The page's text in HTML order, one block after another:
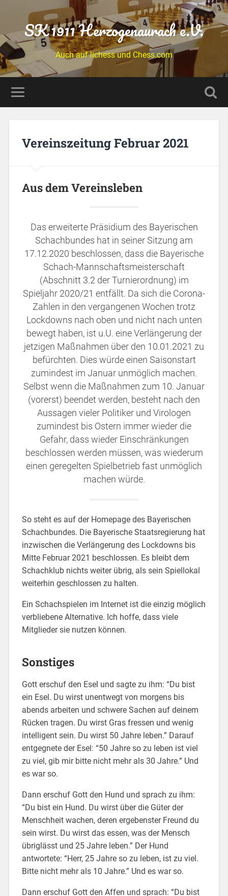
SK 1911 Herzogenaurach e.V.
Auch auf lichess und Chess.com
Vereinszeitung Februar 2021
Aus dem Vereinsleben
Das erweiterte Präsidium des Bayerischen
Schachbundes hat in seiner Sitzung am
17.12.2020 beschlossen, dass die Bayerische
Schach-Mannschaftsmeisterschaft
(Abschnitt 3.2 der Turnierordnung) im
Spieljahr 2020/21 entfällt. Da sich die Corona-
Zahlen in den vergangenen Wochen trotz
Lockdowns nach oben und nicht nach unten
bewegt haben, ist u.U. eine Verlängerung der
jetzigen Maßnahmen über den 10.01.2021 zu
befürchten. Dies würde einen Saisonstart
zumindest im Januar unmöglich machen.
Selbst wenn die Maßnahmen zum 10. Januar
(vorerst) beendet werden, besteht nach den
Aussagen vieler Politiker und Virologen
zumindest bis Ostern immer wieder die
Gefahr, dass wieder Einschränkungen
beschlossen werden müssen, was wiederum
einen geregelten Spielbetrieb fast unmöglich
machen würde.
So steht es auf der Homepage des Bayerischen
Schachbundes. Die Bayerische Staatsregierung hat
inzwischen die Verlängerung des Lockdowns bis
Mitte Februar 2021 beschlossen. Es bleibt dem
Schachklub nichts weiter übrig, als sein Spiellokal
weiterhin geschlossen zu halten.
Ein Schachspielen im Internet ist die einzig möglich
verbliebene Alternative. Ich hoffe, dass viele
Mitglieder sie nutzen können.
Sonstiges
Gott erschuf den Esel und sagte zu ihm: “Du bist
ein Esel. Du wirst unentwegt von morgens bis
abends arbeiten und schwere Sachen auf deinem
Rücken tragen. Du wirst Gras fressen und wenig
intelligent sein. Du wirst 50 Jahre leben.” Darauf
entgegnete der Esel: “50 Jahre so zu leben ist viel
zu viel, gib mir bitte nicht mehr als 30 Jahre.” Und
es war so.
Dann erschuf Gott den Hund und sprach zu ihm:
“Du bist ein Hund. Du wirst über die Güter der
Menschheit wachen, deren ergebenster Freund du
sein wirst. Du wirst das essen, was der Mensch
übriglässt und 25 Jahre leben.” Der Hund
antwortete: “Herr, 25 Jahre so zu leben, ist zu viel.
Bitte nicht mehr als 10 Jahre.” Und es war so.
Dann erschuf Gott den Affen und sprach: “Du bist